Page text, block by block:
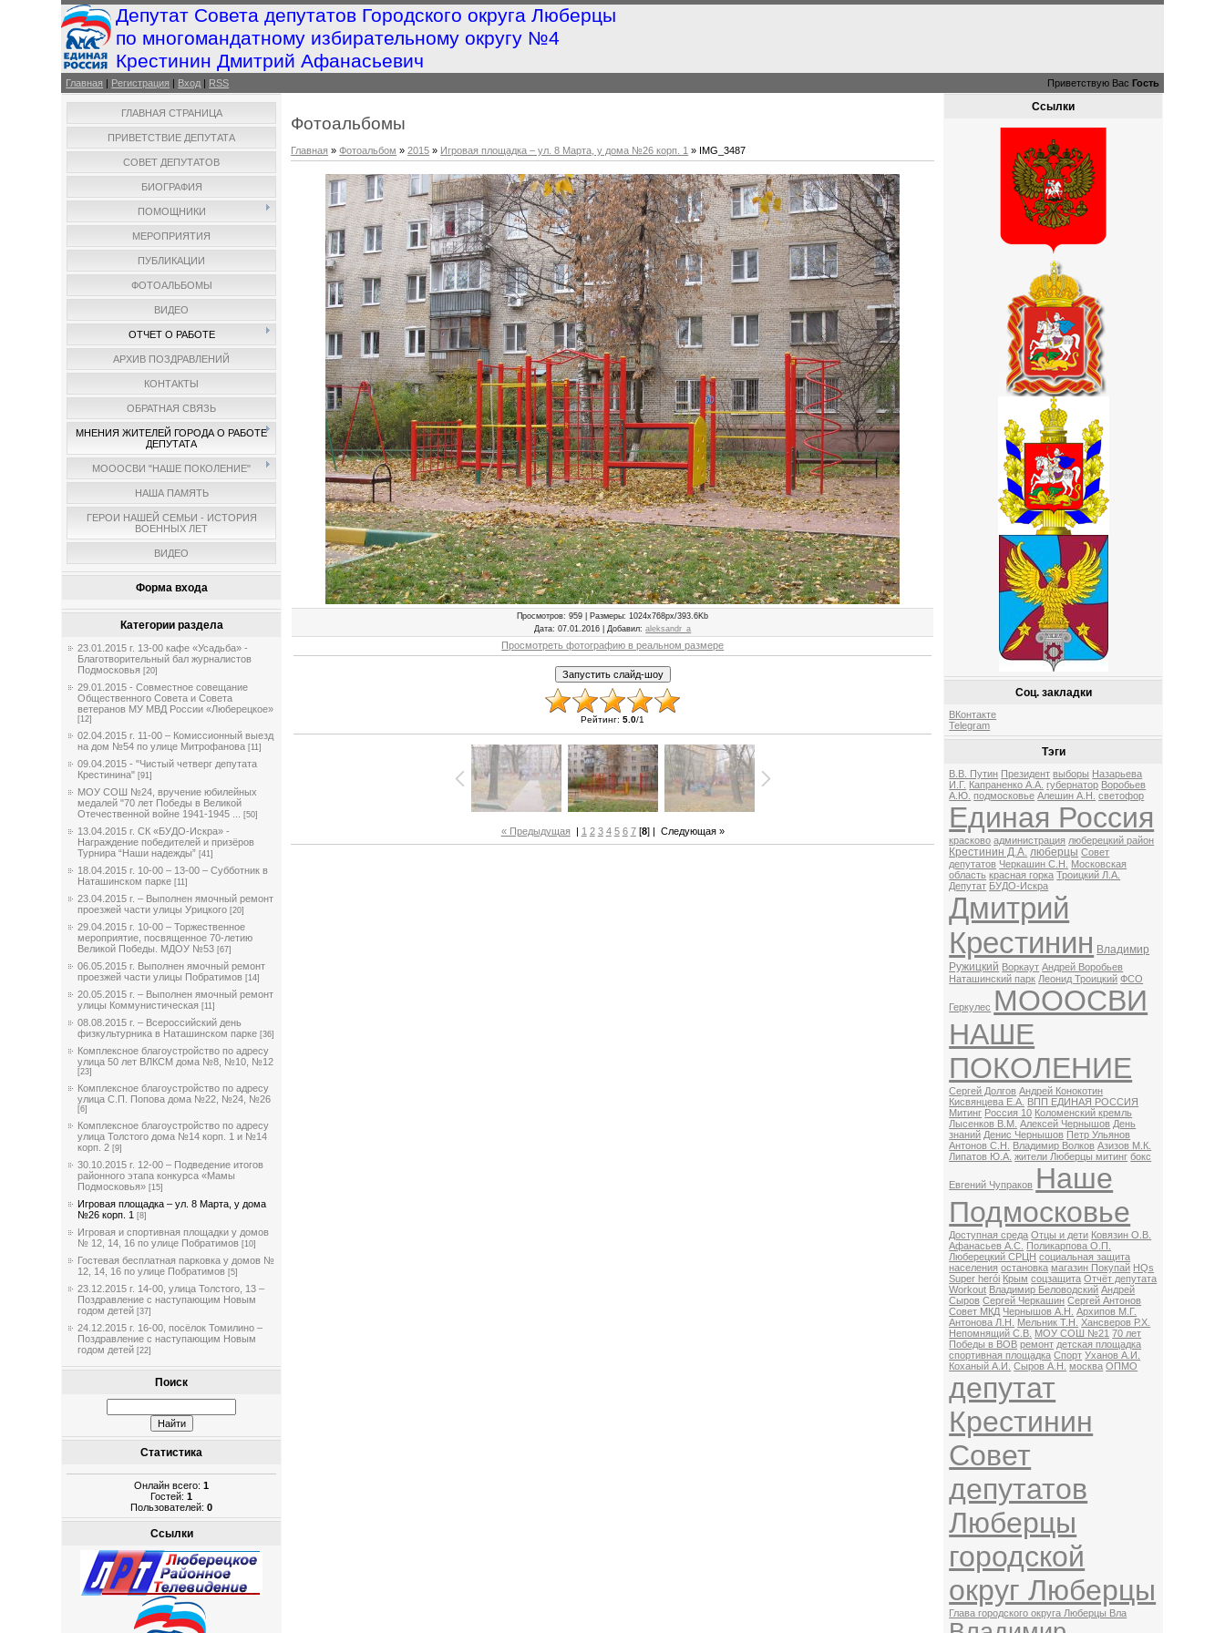
Депутат Совета депутатов Городского округа Люберцы
по многомандатному избирательному округу №4
Крестинин Дмитрий Афанасьевич
Главная | Регистрация | Вход | RSS Приветствую Вас Гость
ГЛАВНАЯ СТРАНИЦА
ПРИВЕТСТВИЕ ДЕПУТАТА
СОВЕТ ДЕПУТАТОВ
БИОГРАФИЯ
ПОМОЩНИКИ
МЕРОПРИЯТИЯ
ПУБЛИКАЦИИ
ФОТОАЛЬБОМЫ
ВИДЕО
ОТЧЕТ О РАБОТЕ
АРХИВ ПОЗДРАВЛЕНИЙ
КОНТАКТЫ
ОБРАТНАЯ СВЯЗЬ
МНЕНИЯ ЖИТЕЛЕЙ ГОРОДА О РАБОТЕ
ДЕПУТАТА
МОООСВИ "НАШЕ ПОКОЛЕНИЕ"
НАША ПАМЯТЬ
ГЕРОИ НАШЕЙ СЕМЬИ - ИСТОРИЯ
ВОЕННЫХ ЛЕТ
ВИДЕО
Форма входа
Категории раздела
23.01.2015 г. 13-00 кафе «Усадьба» -
Благотворительный бал журналистов
Подмосковья [20]
29.01.2015 - Совместное совещание
Общественного Совета и Совета
ветеранов МУ МВД России «Люберецкое»
[12]
02.04.2015 г. 11-00 – Комиссионный выезд
на дом №54 по улице Митрофанова [11]
09.04.2015 - "Чистый четверг депутата
Крестинина" [91]
МОУ СОШ №24, вручение юбилейных
медалей "70 лет Победы в Великой
Отечественной войне 1941-1945 ...
[50]
13.04.2015 г. СК «БУДО-Искра» -
Награждение победителей и призёров
Турнира “Наши надежды” [41]
18.04.2015 г. 10-00 – 13-00 – Субботник в
Наташинском парке [11]
23.04.2015 г. – Выполнен ямочный ремонт
проезжей части улицы Урицкого [20]
29.04.2015 г. 10-00 – Торжественное
мероприятие, посвященное 70-летию
Великой Победы. МДОУ №53 [67]
06.05.2015 г. Выполнен ямочный ремонт
проезжей части улицы Побратимов [14]
20.05.2015 г. – Выполнен ямочный ремонт
улицы Коммунистическая [11]
08.08.2015 г. – Всероссийский день
физкультурника в Наташинском парке [36]
Комплексное благоустройство по адресу
улица 50 лет ВЛКСМ дома №8, №10, №12
[23]
Комплексное благоустройство по адресу
улица С.П. Попова дома №22, №24, №26
[6]
Комплексное благоустройство по адресу
улица Толстого дома №14 корп. 1 и №14
корп. 2 [9]
30.10.2015 г. 12-00 – Подведение итогов
районного этапа конкурса «Мамы
Подмосковья» [15]
Игровая площадка – ул. 8 Марта, у дома
№26 корп. 1 [8]
Игровая и спортивная площадки у домов
№ 12, 14, 16 по улице Побратимов [10]
Гостевая бесплатная парковка у домов №
12, 14, 16 по улице Побратимов [5]
23.12.2015 г. 14-00, улица Толстого, 13 –
Поздравление с наступающим Новым
годом детей [37]
24.12.2015 г. 16-00, посёлок Томилино –
Поздравление с наступающим Новым
годом детей [22]
Поиск
Статистика
Онлайн всего:1
Гостей:1
Пользователей:0
Ссылки
Фотоальбомы
Главная »Фотоальбом »2015 » Игровая площадка – ул. 8 Марта, у дома №26 корп. 1 » IMG_3487
Просмотров: 959 | Размеры: 1024x768px/393.6Kb
Дата: 07.01.2016 | Добавил:aleksandr_a
Просмотреть фотографию в реальном размере
Рейтинг: 5.0/1
« Предыдущая | 1 2 3 4 5 6 7[8] | Следующая »
Ссылки
Соц. закладки
ВКонтакте
Telegram
Тэги
В.В. Путин Президент выборы Назарьева
И.Г. Капраненко А.А. губернатор Воробьев
А.Ю. подмосковье Алешин А.Н. светофор
Единая Россия
красково администрация люберецкий район
Крестинин Д.А. люберцы Совет
депутатов Черкашин С.Н.
Московская
область красная горка Троицкий Л.А.
Депутат БУДО-Искра
Дмитрий
Крестинин Владимир
Ружицкий Воркаут Андрей Воробьев
Наташинский парк Леонид Троицкий ФСО
Геркулес МОООСВИ
НАШЕ
ПОКОЛЕНИЕ
Сергей Долгов Андрей Конокотин
Кисвянцева Е.А. ВПП ЕДИНАЯ РОССИЯ
Митинг Россия 10 Коломенский кремль
Лысенков В.М. Алексей Чернышов День
знаний Денис Чернышов Петр Ульянов
Антонов С.Н.
Владимир Волков Азизов М.К.
Липатов Ю.А. жители Люберцы митинг бокс
Евгений Чупраков Наше
Подмосковье
Доступная среда Отцы и дети Ковязин О.В.
Афанасьев А.С. Поликарпова О.П.
Люберецкий СРЦН социальная защита
населения остановка магазин Покупай HQs
Super herói Крым соцзащита Отчёт депутата
Workout Владимир Беловодский Андрей
Сыров Сергей Черкашин Сергей Антонов
Совет МКД Чернышов А.Н.
Архипов М.Г.
Антонова Л.Н.
Мельник Т.Н.
Хансверов Р.Х.
Непомнящий С.В. МОУ СОШ №21 70 лет
Победы в ВОВ ремонт детская площадка
спортивная площадка Спорт Уханов А.И.
Коханый А.И.
Сыров А.Н. москва ОПМО
депутат
Крестинин
Совет
депутатов
Люберцы
городской
округ Люберцы
Глава городского округа Люберцы Вла